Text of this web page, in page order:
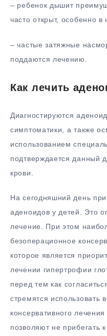
– ребенок дышит
часто открыт, особенно
– частые затяжные
поддаются лечению.
Как лечить
Диагностируются
симптоматики, а также
использованием
подтверждается данный
крови.
На сегодняшний день
аденоидов у детей. Это
лечение. При этом
безоперационное
которое является
лечении гипертрофии
перед тем как
стремятся использовать
консервативного
позволяют не прибегать